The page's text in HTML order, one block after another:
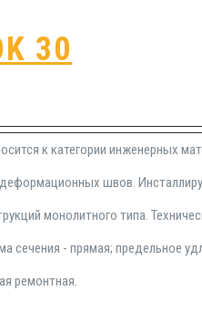
30
к категории инженерных
швов.
монолитного типа.
сечения - прямая; предельное
ремонтная.